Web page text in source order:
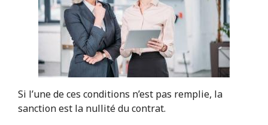
Si l’une de ces conditions n’est pas remplie, la
sanction est la nullité du contrat.